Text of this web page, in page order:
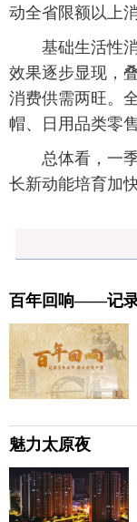
动全省限额以上
基础生活性消
效果逐步显现，
消费供需两旺。
帽、日用品类零
总体看，一季
长新动能培育加
百年回响——记录
魅力太原夜